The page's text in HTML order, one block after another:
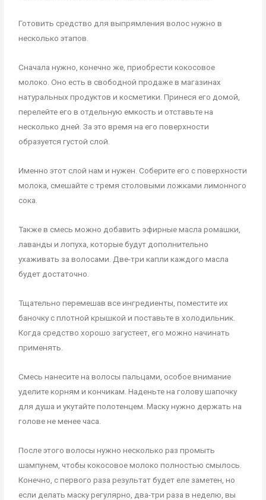
Готовить средство для выпрямления волос нужно в
несколько этапов.
Сначала нужно, конечно же, приобрести кокосовое
молоко. Оно есть в свободной продаже в магазинах
натуральных продуктов и косметики. Принеся его домой,
перелейте его в отдельную емкость и отставьте на
несколько дней. За это время на его поверхности
образуется густой слой.
Именно этот слой нам и нужен. Соберите его с поверхности
молока, смешайте с тремя столовыми ложками лимонного
сока.
Также в смесь можно добавить эфирные масла ромашки,
лаванды и лопуха, которые будут дополнительно
ухаживать за волосами. Две-три капли каждого масла
будет достаточно.
Тщательно перемешав все ингредиенты, поместите их
баночку с плотной крышкой и поставьте в холодильник.
Когда средство хорошо загустеет, его можно начинать
применять.
Смесь нанесите на волосы пальцами, особое внимание
уделите корням и кончикам. Наденьте на голову шапочку
для душа и укутайте полотенцем. Маску нужно держать на
голове не менее часа.
После этого волосы нужно несколько раз промыть
шампунем, чтобы кокосовое молоко полностью смылось.
Конечно, с первого раза результат будет еле заметен, но
если делать маску регулярно, два-три раза в неделю, вы